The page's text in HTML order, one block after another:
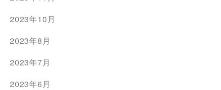
2023年10月
2023年8月
2023年7月
2023年6月